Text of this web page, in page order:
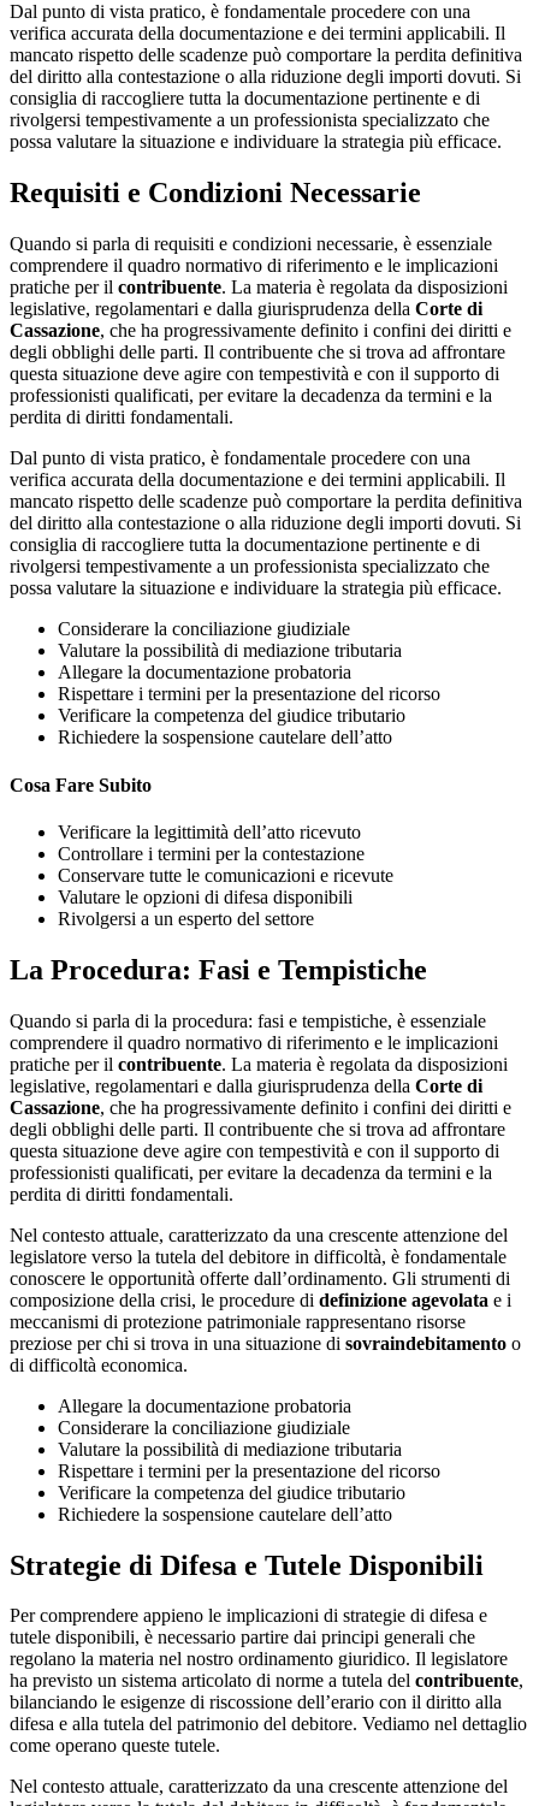
Dal punto di vista pratico, è fondamentale procedere con una
verifica accurata della documentazione e dei termini applicabili. Il
mancato rispetto delle scadenze può comportare la perdita definitiva
del diritto alla contestazione o alla riduzione degli importi dovuti. Si
consiglia di raccogliere tutta la documentazione pertinente e di
rivolgersi tempestivamente a un professionista specializzato che
possa valutare la situazione e individuare la strategia più efficace.
Requisiti e Condizioni Necessarie
Quando si parla di requisiti e condizioni necessarie, è essenziale
comprendere il quadro normativo di riferimento e le implicazioni
pratiche per il contribuente. La materia è regolata da disposizioni
legislative, regolamentari e dalla giurisprudenza della Corte di
Cassazione, che ha progressivamente definito i confini dei diritti e
degli obblighi delle parti. Il contribuente che si trova ad affrontare
questa situazione deve agire con tempestività e con il supporto di
professionisti qualificati, per evitare la decadenza da termini e la
perdita di diritti fondamentali.
Dal punto di vista pratico, è fondamentale procedere con una
verifica accurata della documentazione e dei termini applicabili. Il
mancato rispetto delle scadenze può comportare la perdita definitiva
del diritto alla contestazione o alla riduzione degli importi dovuti. Si
consiglia di raccogliere tutta la documentazione pertinente e di
rivolgersi tempestivamente a un professionista specializzato che
possa valutare la situazione e individuare la strategia più efficace.
Considerare la conciliazione giudiziale
Valutare la possibilità di mediazione tributaria
Allegare la documentazione probatoria
Rispettare i termini per la presentazione del ricorso
Verificare la competenza del giudice tributario
Richiedere la sospensione cautelare dell’atto
Cosa Fare Subito
Verificare la legittimità dell’atto ricevuto
Controllare i termini per la contestazione
Conservare tutte le comunicazioni e ricevute
Valutare le opzioni di difesa disponibili
Rivolgersi a un esperto del settore
La Procedura: Fasi e Tempistiche
Quando si parla di la procedura: fasi e tempistiche, è essenziale
comprendere il quadro normativo di riferimento e le implicazioni
pratiche per il contribuente. La materia è regolata da disposizioni
legislative, regolamentari e dalla giurisprudenza della Corte di
Cassazione, che ha progressivamente definito i confini dei diritti e
degli obblighi delle parti. Il contribuente che si trova ad affrontare
questa situazione deve agire con tempestività e con il supporto di
professionisti qualificati, per evitare la decadenza da termini e la
perdita di diritti fondamentali.
Nel contesto attuale, caratterizzato da una crescente attenzione del
legislatore verso la tutela del debitore in difficoltà, è fondamentale
conoscere le opportunità offerte dall’ordinamento. Gli strumenti di
composizione della crisi, le procedure di definizione agevolata e i
meccanismi di protezione patrimoniale rappresentano risorse
preziose per chi si trova in una situazione di sovraindebitamento o
di difficoltà economica.
Allegare la documentazione probatoria
Considerare la conciliazione giudiziale
Valutare la possibilità di mediazione tributaria
Rispettare i termini per la presentazione del ricorso
Verificare la competenza del giudice tributario
Richiedere la sospensione cautelare dell’atto
Strategie di Difesa e Tutele Disponibili
Per comprendere appieno le implicazioni di strategie di difesa e
tutele disponibili, è necessario partire dai principi generali che
regolano la materia nel nostro ordinamento giuridico. Il legislatore
ha previsto un sistema articolato di norme a tutela del contribuente,
bilanciando le esigenze di riscossione dell’erario con il diritto alla
difesa e alla tutela del patrimonio del debitore. Vediamo nel dettaglio
come operano queste tutele.
Nel contesto attuale, caratterizzato da una crescente attenzione del